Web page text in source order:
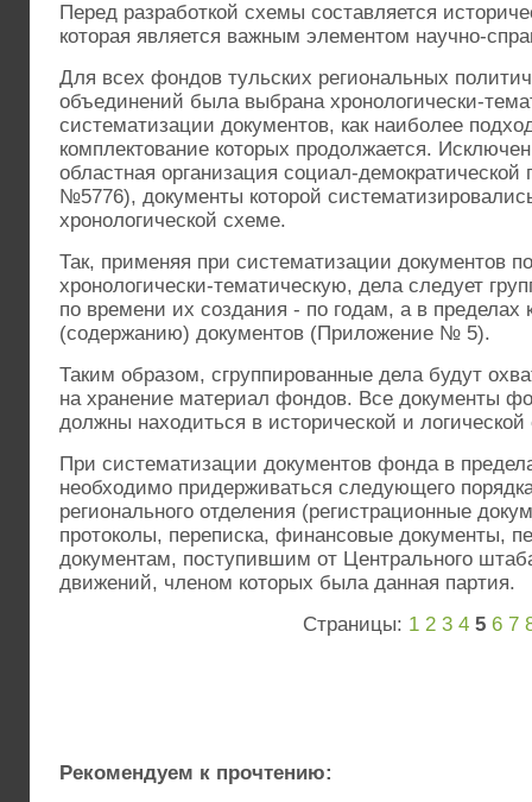
Перед разработкой схемы составляется
которая является важным элементом научно-
Для всех фондов тульских региональных
объединений была выбрана хронологически-
систематизации документов, как наиболее
комплектование которых продолжается.
областная организация социал-
№5776), документы которой
хронологической схеме.
Так, применяя при систематизации документов
хронологически-тематическую, дела следует
по времени их создания - по годам, а в пределах
(содержанию) документов (Приложение № 5).
Таким образом, сгруппированные дела будут
на хранение материал фондов. Все документы
должны находиться в исторической и
При систематизации документов фонда в
необходимо придерживаться следующего
регионального отделения (регистрационные
протоколы, переписка, финансовые документы,
документам, поступившим от Центрального
движений, членом которых была данная партия.
Страницы: 1 2 3 4 5 6 7
Рекомендуем к прочтению: